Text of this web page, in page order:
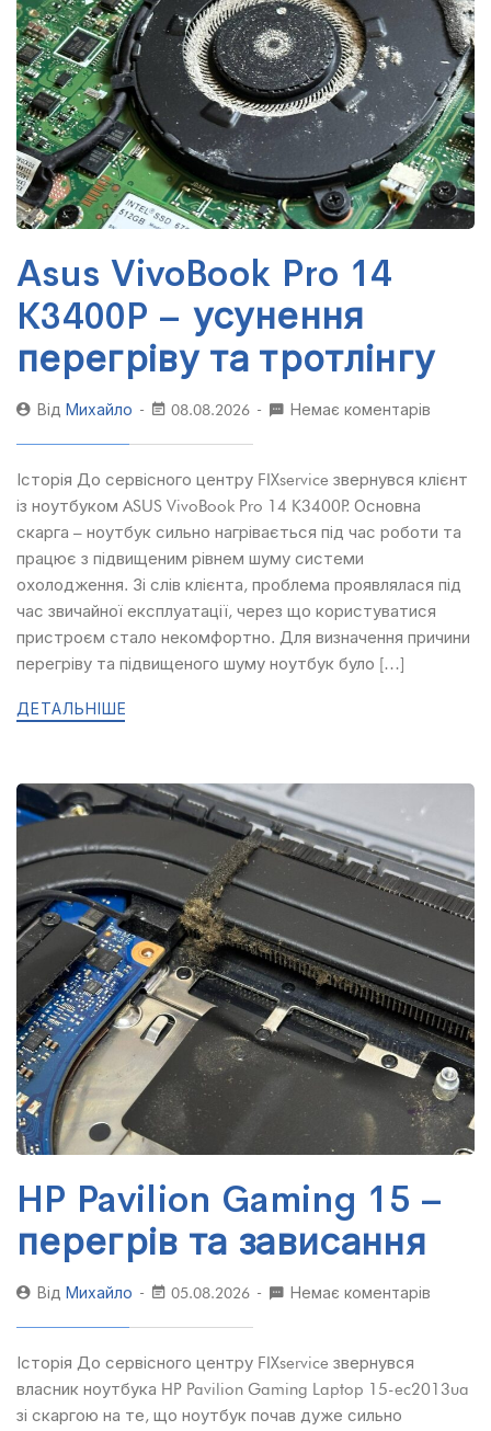
Asus VivoBook Pro 14
K3400P – усунення
перегріву та тротлінгу
Від Михайло 08.08.2026 Немає коментарів
Історія До сервісного центру FIXservice звернувся клієнт
із ноутбуком ASUS VivoBook Pro 14 K3400P. Основна
скарга – ноутбук сильно нагрівається під час роботи та
працює з підвищеним рівнем шуму системи
охолодження. Зі слів клієнта, проблема проявлялася під
час звичайної експлуатації, через що користуватися
пристроєм стало некомфортно. Для визначення причини
перегріву та підвищеного шуму ноутбук було […]
ДЕТАЛЬНІШЕ
HP Pavilion Gaming 15 –
перегрів та зависання
Від Михайло 05.08.2026 Немає коментарів
Історія До сервісного центру FIXservice звернувся
власник ноутбука HP Pavilion Gaming Laptop 15-ec2013ua
зі скаргою на те, що ноутбук почав дуже сильно